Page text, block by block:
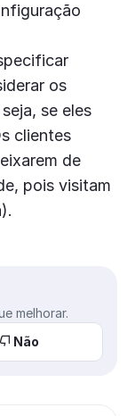
os
se eles
clientes
de
pois visitam
melhorar.
Não